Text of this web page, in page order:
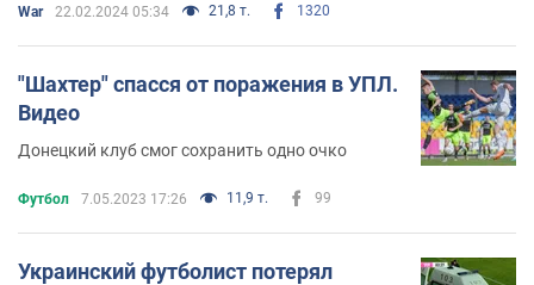
War 22.02.2024 05:34 21,8 т. 1320
"Шахтер" спасся от поражения в УПЛ.
Видео
Донецкий клуб смог сохранить одно очко
Футбол 7.05.2023 17:26 11,9 т. 99
Украинский футболист потерял